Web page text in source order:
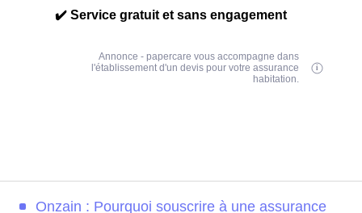
✔️ Service gratuit et sans engagement
Annonce - papercare vous accompagne dans
l'établissement d'un devis pour votre assurance
habitation.
Onzain : Pourquoi souscrire à une assurance